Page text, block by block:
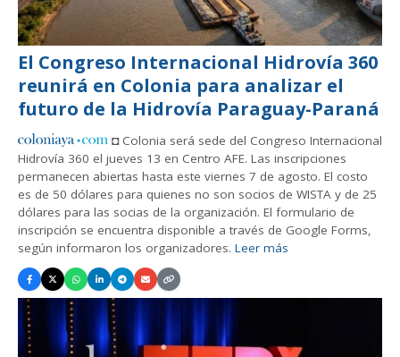
El Congreso Internacional Hidrovía 360
reunirá en Colonia para analizar el
futuro de la Hidrovía Paraguay-Paraná
◘ Colonia será sede del Congreso Internacional
Hidrovía 360 el jueves 13 en Centro AFE. Las inscripciones
permanecen abiertas hasta este viernes 7 de agosto. El costo
es de 50 dólares para quienes no son socios de WISTA y de 25
dólares para las socias de la organización. El formulario de
inscripción se encuentra disponible a través de Google Forms,
según informaron los organizadores. Leer más